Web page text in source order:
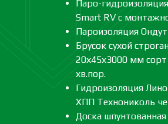
Паро-
Smart RV с
Пароизоляция
Брусок сухой
20х45х3000 мм
хв.пор.
Гидроизоляция
ХПП Технониколь
Доска шпунтованная